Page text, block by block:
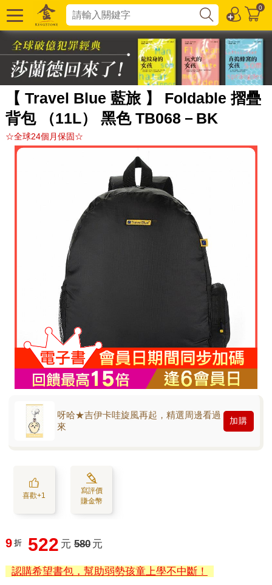
0
【 Travel Blue 藍旅 】 Foldable 摺疊
背包 （11L） 黑色 TB068－BK
☆全球24個月保固☆
呀哈★吉伊卡哇旋風再起，精選周邊看過
來
加購
喜歡+1
寫評價
賺金幣
9 折 522 元 580 元
認購希望書包，幫助弱勢孩童上學不中斷！